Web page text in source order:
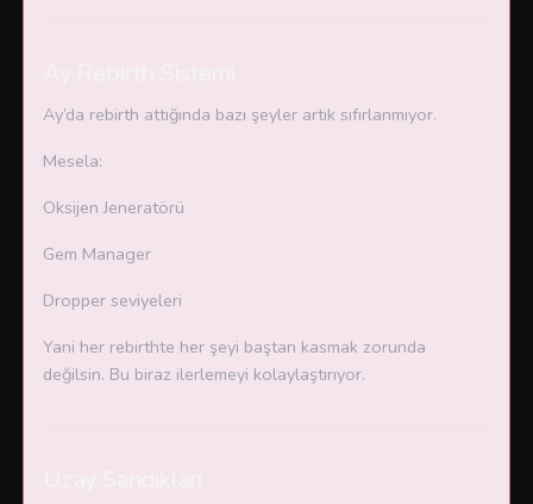
Ay’da rebirth attığında bazı şeyler artık sıfırlanmıyor.
Mesela:
Oksijen Jeneratörü
Gem Manager
Dropper seviyeleri
Yani her rebirthte her şeyi baştan kasmak zorunda
değilsin. Bu biraz ilerlemeyi kolaylaştırıyor.